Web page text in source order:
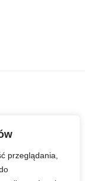
przeglądania,